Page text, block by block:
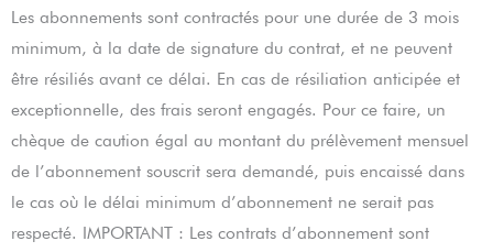
Les abonnements sont contractés pour une durée de 3 mois
minimum, à la date de signature du contrat, et ne peuvent
être résiliés avant ce délai. En cas de résiliation anticipée et
exceptionnelle, des frais seront engagés. Pour ce faire, un
chèque de caution égal au montant du prélèvement mensuel
de l’abonnement souscrit sera demandé, puis encaissé dans
le cas où le délai minimum d’abonnement ne serait pas
respecté. IMPORTANT : Les contrats d’abonnement sont